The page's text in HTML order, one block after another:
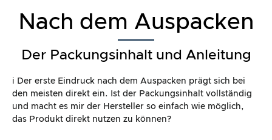
Nach dem Auspacken
Der Packungsinhalt und Anleitung
ℹ️ Der erste Eindruck nach dem Auspacken prägt sich bei
den meisten direkt ein. Ist der Packungsinhalt vollständig
und macht es mir der Hersteller so einfach wie möglich,
das Produkt direkt nutzen zu können?